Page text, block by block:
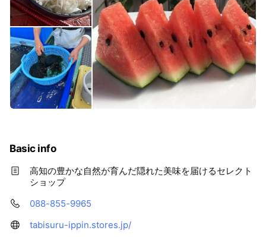
Basic info
高知の豊かな自然が育んだ隠れた美味を届けるセレクト
ショップ
088-855-9965
tabisuru-ippin.stores.jp/